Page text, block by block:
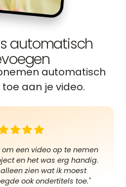
automatisch
automatisch
aan je video.
om een video op te nemen
en het was erg handig.
zien wat ik moest
ook ondertitels toe."